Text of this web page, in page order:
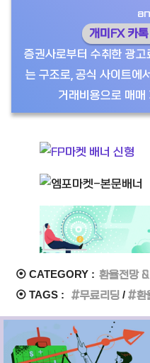
개미FX 카
증권사로부터 수취한 광
는 구조로, 공식 사이트에
거래비용으로 매매
⦿ CATEGORY : 환율전망
⦿ TAGS : 무료리딩 환